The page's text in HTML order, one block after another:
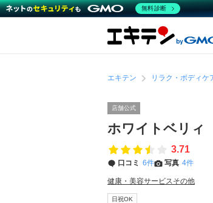
エキテン リラク・ボディケ
店舗公式
ホワイトベリィ
3.71
口コミ 6件 写真 4件
健康・美容サービスその他
日祝OK
無料診断